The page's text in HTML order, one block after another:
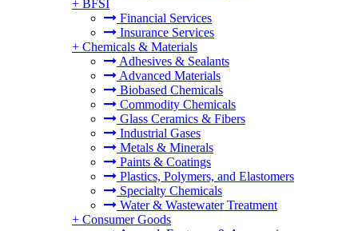
+ BFSI
Financial Services
Insurance Services
+ Chemicals & Materials
Adhesives & Sealants
Advanced Materials
Biobased Chemicals
Commodity Chemicals
Glass Ceramics & Fibers
Industrial Gases
Metals & Minerals
Paints & Coatings
Plastics, Polymers, and Elastomers
Specialty Chemicals
Water & Wastewater Treatment
+ Consumer Goods